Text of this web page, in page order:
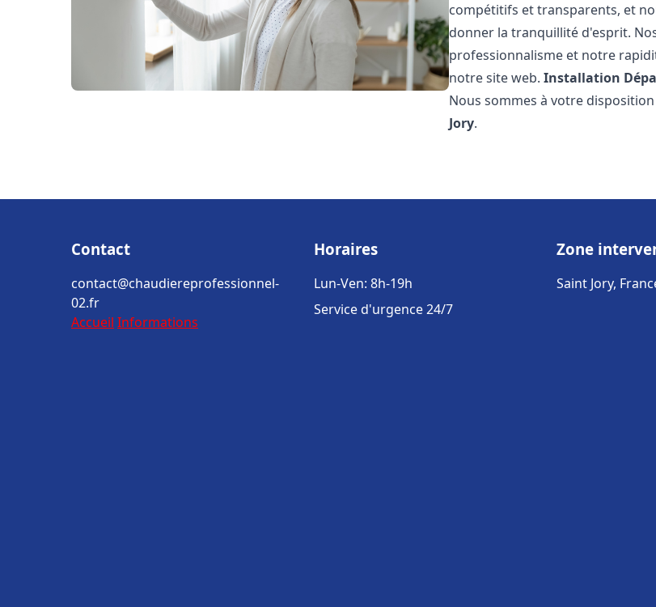
compétitifs et transparents, et
donner la tranquillité d'esprit.
professionnalisme et notre
notre site web.Installation
Nous sommes à votre
Jory.
Contact
contact@chaudiereprofessionnel-
02.fr
Accueil Informations
Horaires
Lun-Ven: 8h-19h
Service d'urgence 24/7
Zone
Saint Jory,